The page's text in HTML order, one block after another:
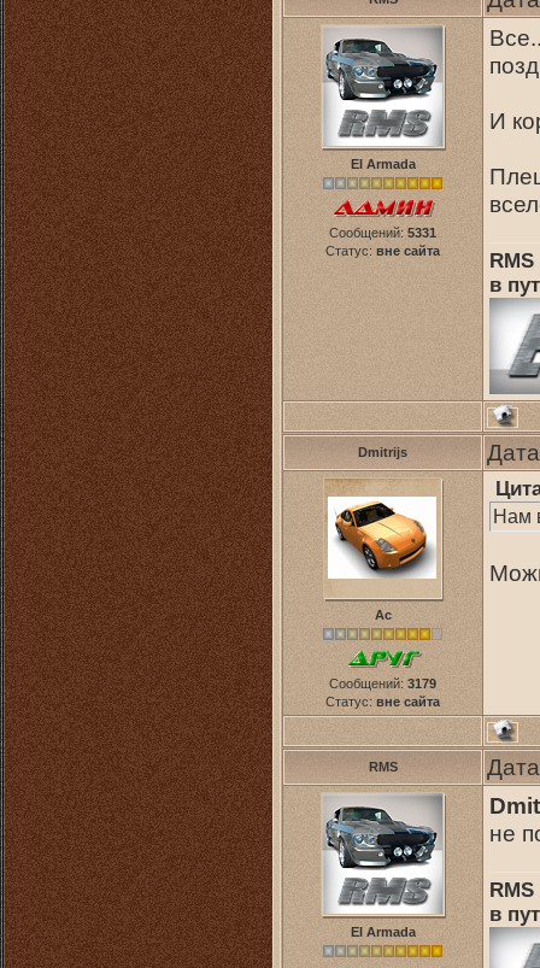
El Armada
Сообщений: 5331
Статус: вне сайта
И
в
Dmitrijs
Ас
Сообщений: 3179
Статус: вне сайта
Нам
RMS
El Armada
не
в